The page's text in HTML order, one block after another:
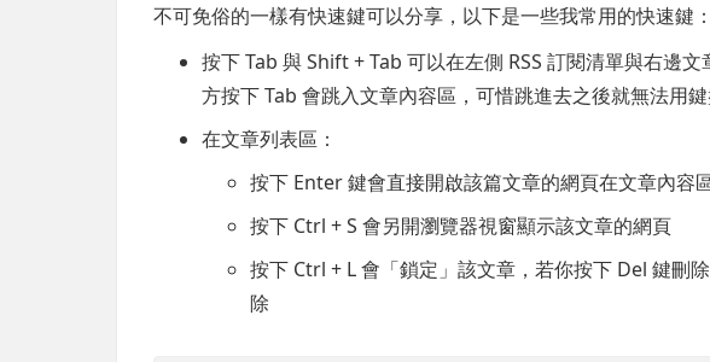
不可免俗的一樣有快速鍵可以分享，以下是一些我常用的快速鍵：
按下 Tab 與 Shift + Tab 可以在左側 RSS 訂閱清單與右邊
方按下 Tab 會跳入文章內容區，可惜跳進去之後就無法用鍵
在文章列表區：
按下 Enter 鍵會直接開啟該篇文章的網頁在文章內容
按下 Ctrl + S 會另開瀏覽器視窗顯示該文章的網頁
按下 Ctrl + L 會「鎖定」該文章，若你按下 Del 鍵刪
除